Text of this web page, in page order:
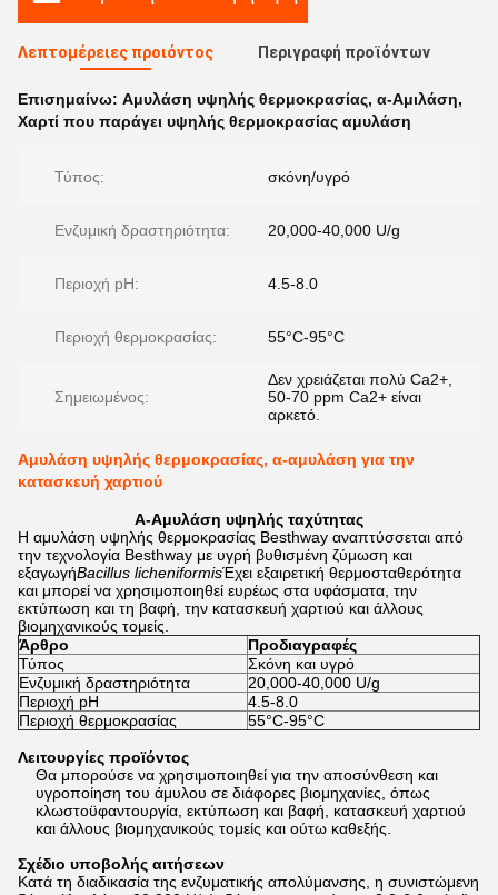
Λεπτομέρειες προιόντος Περιγραφή προϊόντων
Επισημαίνω: Αμυλάση υψηλής θερμοκρασίας, α-Αμιλάση,
Χαρτί που παράγει υψηλής θερμοκρασίας αμυλάση
Τύπος: σκόνη/υγρό
Ενζυμική δραστηριότητα: 20,000-40,000 U/g
Περιοχή pH: 4.5-8.0
Περιοχή θερμοκρασίας: 55°C-95°C
Σημειωμένος:
Δεν χρειάζεται πολύ Ca2+,
50-70 ppm Ca2+ είναι
αρκετό.
Αμυλάση υψηλής θερμοκρασίας, α-αμυλάση για την
κατασκευή χαρτιού
Α-Αμυλάση υψηλής ταχύτητας
Η αμυλάση υψηλής θερμοκρασίας Besthway αναπτύσσεται από
την τεχνολογία Besthway με υγρή βυθισμένη ζύμωση και
εξαγωγήBacillus licheniformisΈχει εξαιρετική θερμοσταθερότητα
και μπορεί να χρησιμοποιηθεί ευρέως στα υφάσματα, την
εκτύπωση και τη βαφή, την κατασκευή χαρτιού και άλλους
βιομηχανικούς τομείς.
Άρθρο
Προδιαγραφές
Τύπος
Σκόνη και υγρό
Ενζυμική δραστηριότητα
20,000-40,000 U/g
Περιοχή pH
4.5-8.0
Περιοχή θερμοκρασίας
55°C-95°C
Λειτουργίες προϊόντος
Θα μπορούσε να χρησιμοποιηθεί για την αποσύνθεση και
υγροποίηση του άμυλου σε διάφορες βιομηχανίες, όπως
κλωστοϋφαντουργία, εκτύπωση και βαφή, κατασκευή χαρτιού
και άλλους βιομηχανικούς τομείς και ούτω καθεξής.
Σχέδιο υποβολής αιτήσεων
Κατά τη διαδικασία της ενζυματικής απολύμανσης, η συνιστώμενη